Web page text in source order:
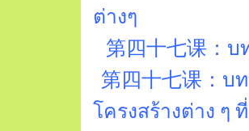
ต่างๆ
第四十七课：บ
第四十七课：บ
โครงสร้างต่าง ๆ